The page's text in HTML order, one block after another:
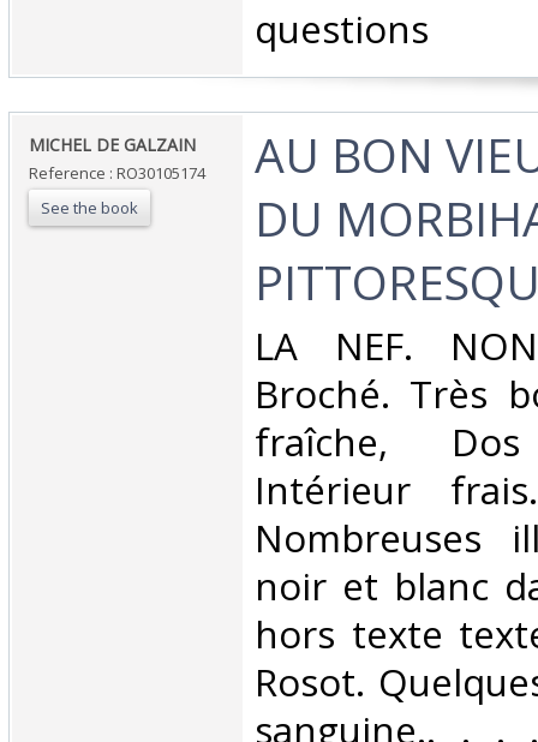
questions‎
‎MICHEL DE GALZAIN‎
Reference : RO30105174
See the book
‎AU BON
DU
‎LA NEF.
Broché. Très
fraîche, Dos
Intérieur
Nombreuses
noir et blanc
hors texte
Rosot.
sanguine.. . .